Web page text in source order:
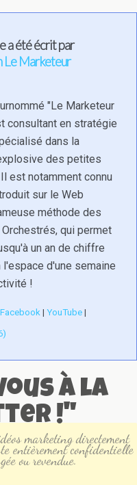
a été écrit par
Le Marketeur
"Le Marketeur
consultant en stratégie
dans la
des petites
est notamment connu
sur le Web
méthode des
qui permet
un an de chiffre
d'une semaine
!
Facebook | YouTube |
à la
!"
marketing directement
entièrement confidentielle
ou revendue.